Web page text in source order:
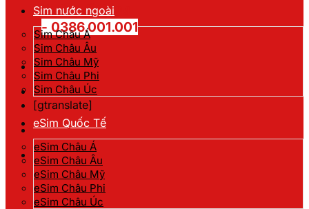
Hotline đặt hàng
- 0386.001.001
[gtranslate]
Sim nước ngoài
Sim Châu Á
Sim Châu Âu
Sim Châu Mỹ
Sim Châu Phi
Sim Châu Úc
eSim Quốc Tế
eSim Châu Á
eSim Châu Âu
eSim Châu Mỹ
eSim Châu Phi
eSim Châu Úc